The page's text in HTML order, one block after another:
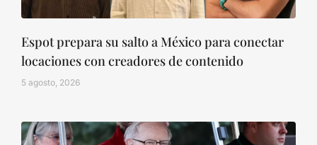
Espot prepara su salto a México para conectar
locaciones con creadores de contenido
5 agosto, 2026